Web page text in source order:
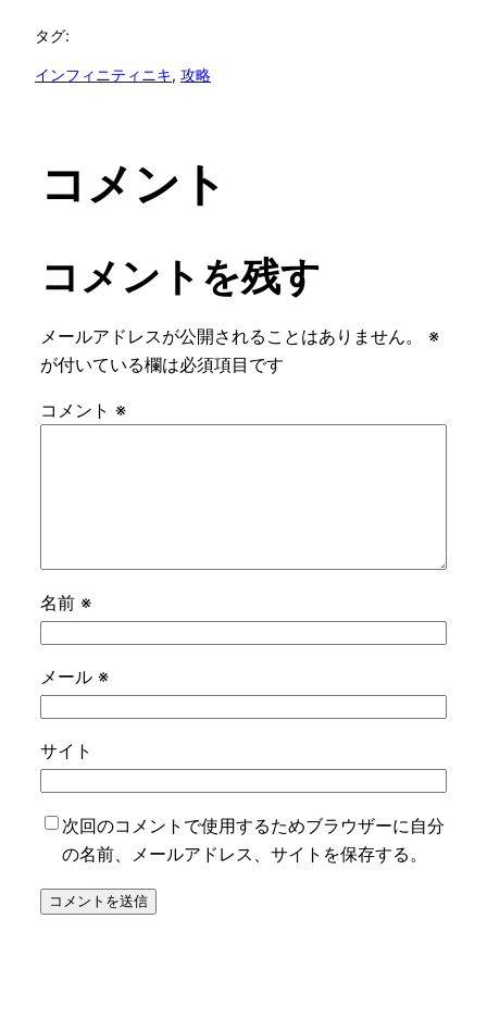
タグ:
インフィニティニキ, 攻略
コメント
コメントを残す
メールアドレスが公開されることはありません。
※
が付いている欄は必須項目です
コメント ※
名前 ※
メール ※
サイト
次回のコメントで使用するためブラウザーに自分
の名前、メールアドレス、サイトを保存する。